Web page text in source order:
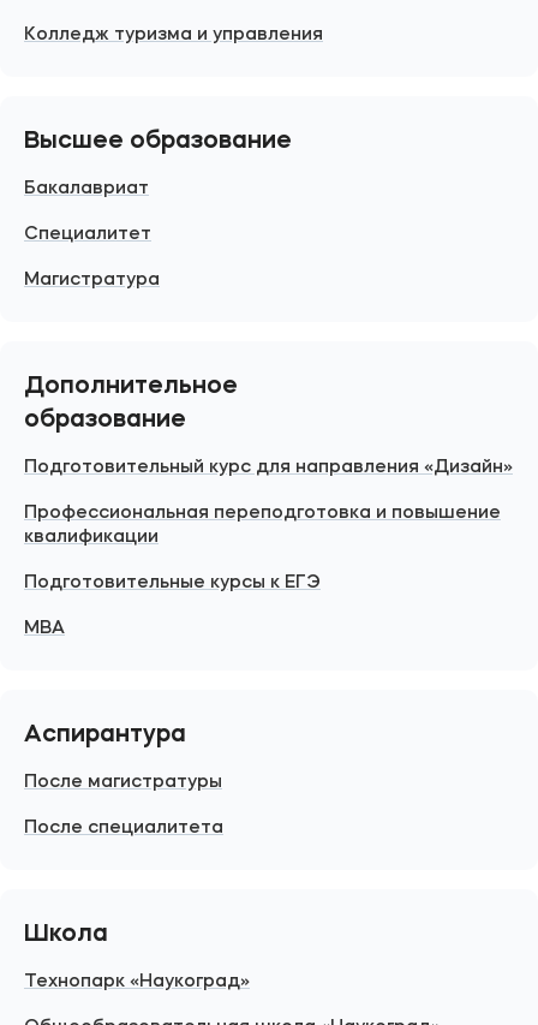
Колледж туризма и управления
Высшее образование
Бакалавриат
Специалитет
Магистратура
Дополнительное
образование
Подготовительный курс для направления «Дизайн»
Профессиональная переподготовка и повышение
квалификации
Подготовительные курсы к ЕГЭ
MBA
Аспирантура
После магистратуры
После специалитета
Школа
Технопарк «Наукоград»